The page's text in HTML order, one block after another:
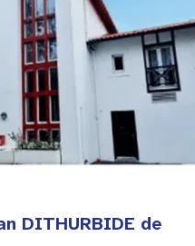
DITHURBIDE de